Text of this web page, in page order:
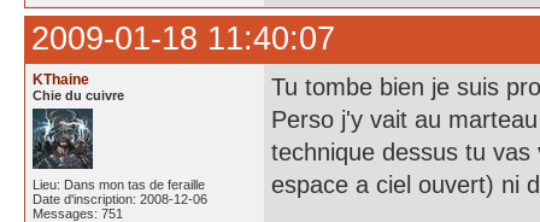
2009-01-18 11:40:07
KThaine
Chie du cuivre
Lieu: Dans mon tas de feraille
Date d'inscription: 2008-12-06
Messages: 751
Tu tombe bien je suis
Perso j'y vait au
technique dessus tu
espace a ciel ouvert) ni